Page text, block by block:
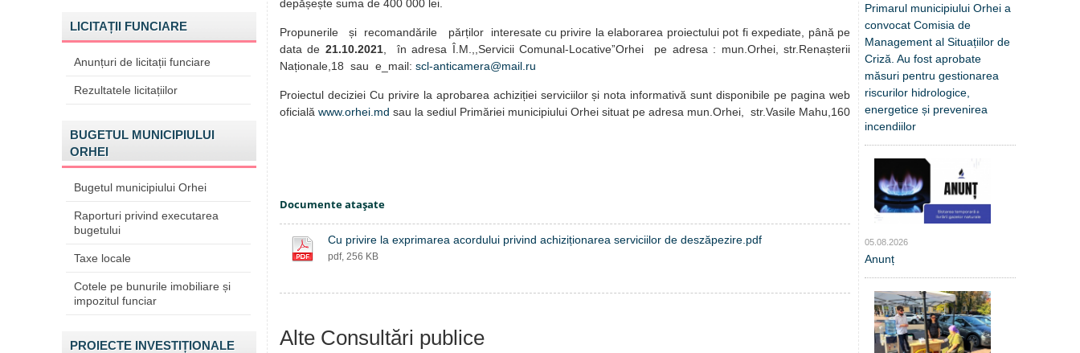
LICITAȚII FUNCIARE
Anunțuri de licitații funciare
Rezultatele licitațiilor
BUGETUL MUNICIPIULUI
ORHEI
Bugetul municipiului Orhei
Raporturi privind executarea
bugetului
Taxe locale
Cotele pe bunurile imobiliare și
impozitul funciar
PROIECTE INVESTIȚIONALE
depășește suma de 400 000 lei.
Propunerile și recomandările părților interesate cu privire la elaborarea proiectului pot fi expediate, până pe
data de 21.10.2021, în adresa Î.M.,,Servicii Comunal-LocativeˮOrhei pe adresa : mun.Orhei, str.Renașterii
Naționale,18 sau e_mail: scl-anticamera@mail.ru
Proiectul deciziei Cu privire la aprobarea achiziției serviciilor și nota informativă sunt disponibile pe pagina web
oficială www.orhei.md sau la sediul Primăriei municipiului Orhei situat pe adresa mun.Orhei, str.Vasile Mahu,160
Documente ataşate
Cu privire la exprimarea acordului privind achiziționarea serviciilor de deszăpezire.pdf
pdf, 256 KB
Alte Consultări publice
Primarul municipiului Orhei a
convocat Comisia de
Management al Situațiilor de
Criză. Au fost aprobate
măsuri pentru gestionarea
riscurilor hidrologice,
energetice și prevenirea
incendiilor
05.08.2026
Anunț